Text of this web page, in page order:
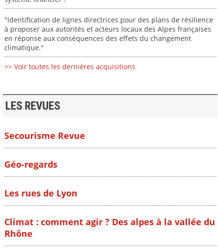
"Identification de lignes directrices pour des plans de résilience
à proposer aux autorités et acteurs locaux des Alpes françaises
en réponse aux conséquences des effets du changement
climatique."
>> Voir toutes les dernières acquisitions
LES REVUES
Secourisme Revue
Géo-regards
Les rues de Lyon
Climat : comment agir ? Des alpes à la vallée du
Rhône